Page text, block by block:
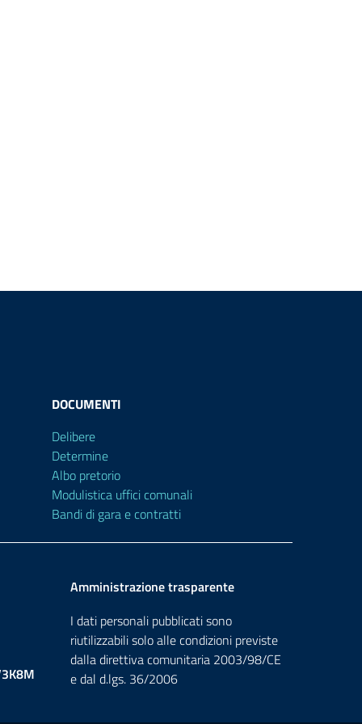
DOCUMENTI
Delibere
Determine
Albo pretorio
Modulistica uffici comunali
Bandi di gara e contratti
Amministrazione trasparente
I dati personali pubblicati sono
riutilizzabili solo alle condizioni previste
dalla direttiva comunitaria 2003/98/CE
e dal d.lgs. 36/2006